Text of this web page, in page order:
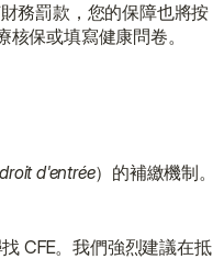
務罰款，您的保障也將按
保或填寫健康問卷。
droit d'entrée）的補繳機制。
CFE。我們強烈建議在抵